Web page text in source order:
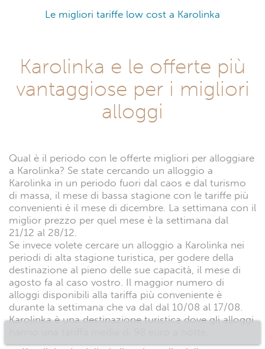
Le migliori tariffe low cost a Karolinka
Karolinka e le offerte più
vantaggiose per i migliori
alloggi
Qual è il periodo con le offerte migliori per alloggiare
a Karolinka? Se state cercando un alloggio a
Karolinka in un periodo fuori dal caos e dal turismo
di massa, il mese di bassa stagione con le tariffe più
convenienti è il mese di dicembre. La settimana con il
miglior prezzo per quel mese è la settimana dal
21/12 al 28/12.
Se invece volete cercare un alloggio a Karolinka nei
periodi di alta stagione turistica, per godere della
destinazione al pieno delle sue capacità, il mese di
agosto fa al caso vostro. Il maggior numero di
alloggi disponibili alla tariffa più conveniente è
durante la settimana che va dal dal 10/08 al 17/08.
Karolinka è una destinazione turistica dove gli alloggi